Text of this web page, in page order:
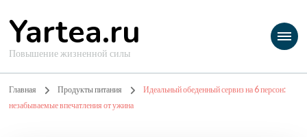
Yartea.ru
Повышение жизненной силы
Главная Продукты питания
Идеальный обеденный сервиз на 6 персон:
незабываемые впечатления от ужина